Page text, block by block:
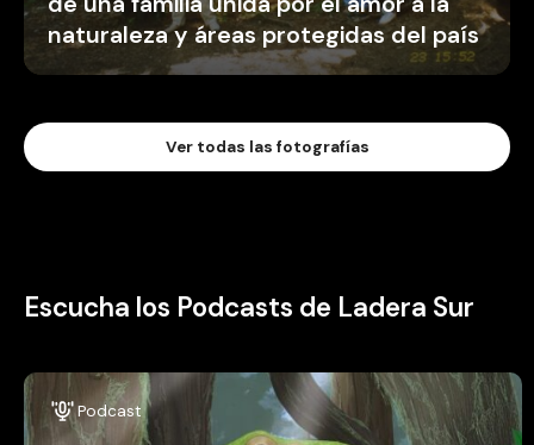
naturaleza y áreas protegidas del país
Ver todas las fotografías
Escucha los Podcasts de Ladera Sur
Podcast